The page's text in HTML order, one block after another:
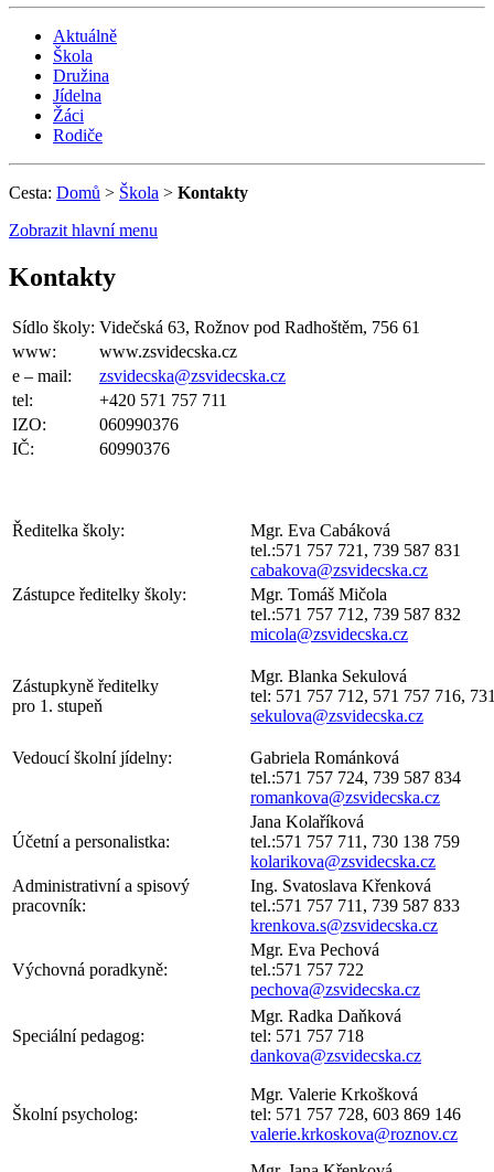
Aktuálně
Škola
Družina
Jídelna
Žáci
Rodiče
Cesta: Domů > Škola > Kontakty
Zobrazit hlavní menu
Kontakty
Sídlo školy: Videčská 63, Rožnov pod Radhoštěm, 756 61
www:
www.zsvidecska.cz
e – mail:
zsvidecska@zsvidecska.cz
tel:
+420 571 757 711
IZO:
060990376
IČ:
60990376
Ředitelka školy:
Mgr. Eva Cabáková
tel.:571 757 721, 739 587 831
cabakova@zsvidecska.cz
Zástupce ředitelky školy:
Mgr. Tomáš Mičola
tel.:571 757 712, 739 587 832
micola@zsvidecska.cz
Zástupkyně ředitelky
pro 1. stupeň
Mgr. Blanka Sekulová
tel: 571 757 712, 571 757 716,
sekulova@zsvidecska.cz
Vedoucí školní jídelny:
Gabriela Románková
tel.:571 757 724, 739 587 834
romankova@zsvidecska.cz
Účetní a personalistka:
Jana Kolaříková
tel.:571 757 711, 730 138 759
kolarikova@zsvidecska.cz
Administrativní a spisový
pracovník:
Ing. Svatoslava Křenková
tel.:571 757 711, 739 587 833
krenkova.s@zsvidecska.cz
Výchovná poradkyně:
Mgr. Eva Pechová
tel.:571 757 722
pechova@zsvidecska.cz
Speciální pedagog:
Mgr. Radka Daňková
tel: 571 757 718
dankova@zsvidecska.cz
Školní psycholog:
Mgr. Valerie Krkošková
tel: 571 757 728, 603
valerie.krkoskova@roznov.cz